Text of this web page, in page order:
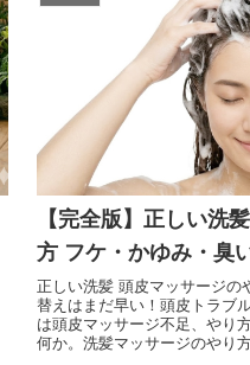
【完全版】正しい洗
方 フケ・かゆみ・臭
正しい洗髪 頭皮マッサージの
替えはまだ早い！頭皮トラブ
は頭皮マッサージ不足、やり
何か。洗髪マッサージのやり